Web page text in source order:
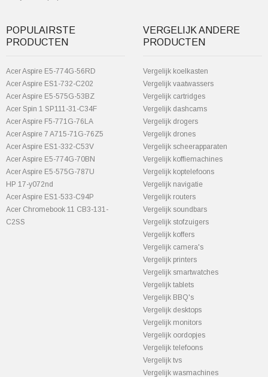
POPULAIRSTE
PRODUCTEN
Acer Aspire E5-774G-56RD
Acer Aspire ES1-732-C202
Acer Aspire E5-575G-53BZ
Acer Spin 1 SP111-31-C34F
Acer Aspire F5-771G-76LA
Acer Aspire 7 A715-71G-76Z5
Acer Aspire ES1-332-C53V
Acer Aspire E5-774G-70BN
Acer Aspire E5-575G-787U
HP 17-y072nd
Acer Aspire ES1-533-C94P
Acer Chromebook 11 CB3-131-
C2SS
VERGELIJK ANDERE
PRODUCTEN
Vergelijk koelkasten
Vergelijk vaatwassers
Vergelijk cartridges
Vergelijk dashcams
Vergelijk drogers
Vergelijk drones
Vergelijk scheerapparaten
Vergelijk koffiemachines
Vergelijk koptelefoons
Vergelijk navigatie
Vergelijk routers
Vergelijk soundbars
Vergelijk stofzuigers
Vergelijk koffers
Vergelijk camera's
Vergelijk printers
Vergelijk smartwatches
Vergelijk tablets
Vergelijk BBQ's
Vergelijk desktops
Vergelijk monitors
Vergelijk oordopjes
Vergelijk telefoons
Vergelijk tvs
Vergelijk wasmachines